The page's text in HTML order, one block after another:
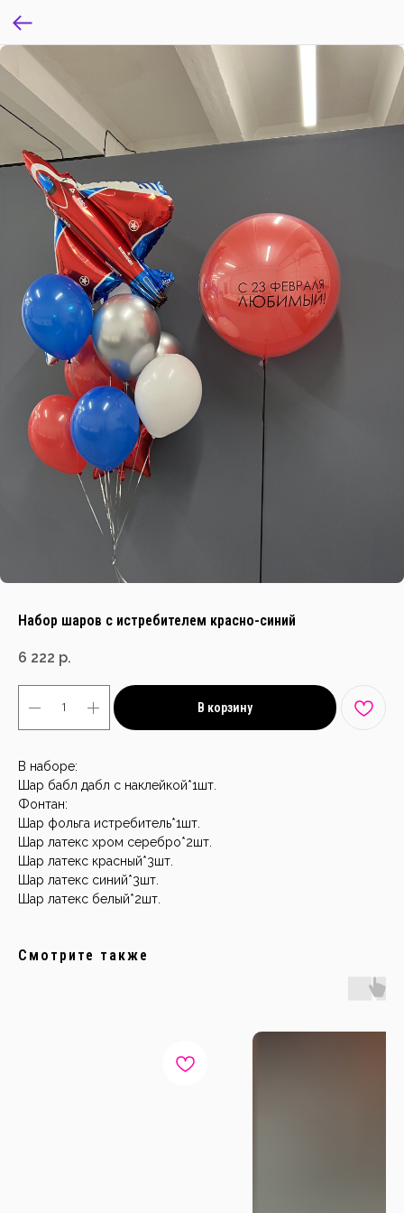
Набор шаров с истребителем красно-синий
6 222 р.
В корзину
В наборе:
Шар бабл дабл с наклейкой*1шт.
Фонтан:
Шар фольга истребитель*1шт.
Шар латекс хром серебро*2шт.
Шар латекс красный*3шт.
Шар латекс синий*3шт.
Шар латекс белый*2шт.
Смотрите также